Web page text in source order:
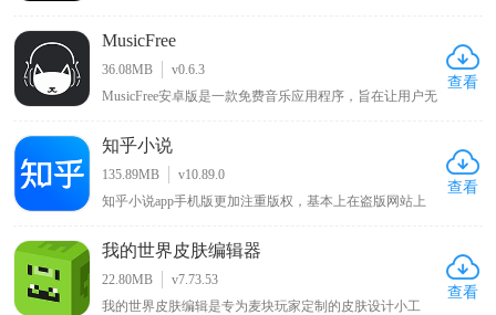
解，同时提供星粉互动、粉丝社交、音源试听、周边选
购、线下活动报名等全套追星服务。界面简洁清爽、分类
清晰，操作简单易上手，全方位满足用户日常追星、互动
交友、资源收藏的多样化需求。
MusicFree
36.08MB
v0.6.3
MusicFree安卓版是一款免费音乐应用程序，旨在让用户无
行、摇滚、古典、电子、民间等各种流派的音乐，同时拥
有简约美观的界面设计，简单易用的操作方式，用户只需
要在搜索栏中输入相关的歌曲名字、专辑名或艺术家名即
可轻松地找到他们想要听的歌曲。
查看
知乎小说
135.89MB
v10.89.0
知乎小说app手机版更加注重版权，基本上在盗版网站上
多优质的写手入驻，而且阅读界面简洁清爽，没有任何广
告打扰，让用户的阅读体验得到满足，对此感兴趣的小伙
伴可以来下载体验。
查看
我的世界皮肤编辑器
22.80MB
v7.73.53
我的世界皮肤编辑是专为麦块玩家定制的皮肤设计小工
查看